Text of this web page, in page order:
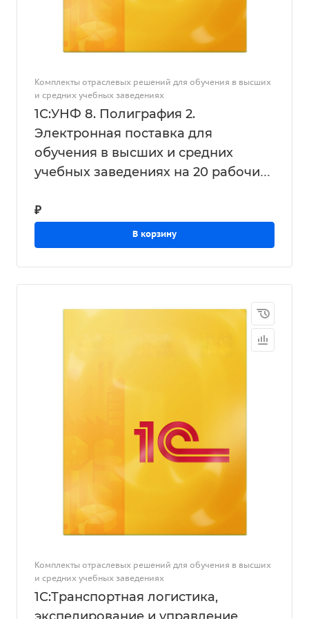
Комплекты отраслевых решений для обучения в высших
и средних учебных заведениях
1С:УНФ 8. Полиграфия 2.
Электронная поставка для
обучения в высших и средних
учебных заведениях на 20 рабочих
₽
В корзину
Комплекты отраслевых решений для обучения в высших
и средних учебных заведениях
1С:Транспортная логистика,